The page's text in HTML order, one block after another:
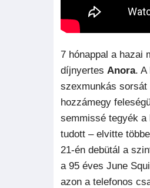
7 hónappal a hazai
díjnyertes Anora. A
szexmunkás sorsát
hozzámegy
semmissé tegyék a
tudott – elvitte
21-én debütál a
a 95 éves June
azon a telefonos